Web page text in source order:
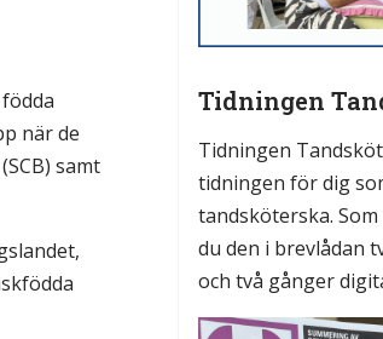
när de
samt
Tidningen
Tidningen
tidningen för dig
tandsköterska.
du den i brevlådan
och två gånger